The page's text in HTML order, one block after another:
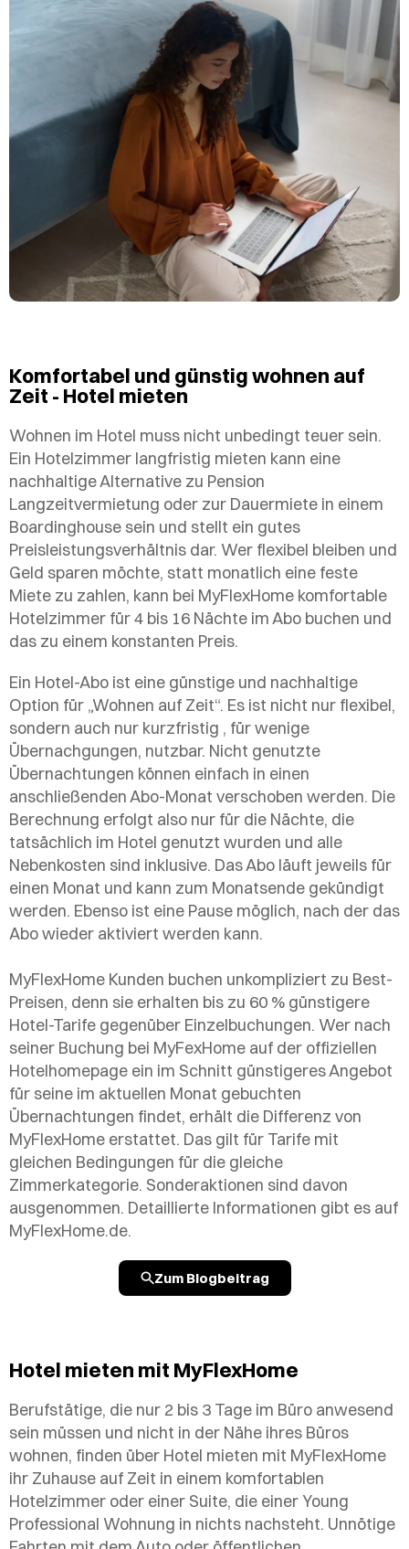
Komfortabel und günstig wohnen auf
Zeit - Hotel mieten
Wohnen im Hotel muss nicht unbedingt teuer sein.
Ein Hotelzimmer langfristig mieten kann eine
nachhaltige Alternative zu Pension
Langzeitvermietung oder zur Dauermiete in einem
Boardinghouse sein und stellt ein gutes
Preisleistungsverhältnis dar. Wer flexibel bleiben und
Geld sparen möchte, statt monatlich eine feste
Miete zu zahlen, kann bei MyFlexHome komfortable
Hotelzimmer für 4 bis 16 Nächte im Abo buchen und
das zu einem konstanten Preis.
Ein Hotel-Abo ist eine günstige und nachhaltige
Option für „Wohnen auf Zeit“. Es ist nicht nur flexibel,
sondern auch nur kurzfristig , für wenige
Übernachgungen, nutzbar. Nicht genutzte
Übernachtungen können einfach in einen
anschließenden Abo-Monat verschoben werden. Die
Berechnung erfolgt also nur für die Nächte, die
tatsächlich im Hotel genutzt wurden und alle
Nebenkosten sind inklusive. Das Abo läuft jeweils für
einen Monat und kann zum Monatsende gekündigt
werden. Ebenso ist eine Pause möglich, nach der das
Abo wieder aktiviert werden kann.
MyFlexHome Kunden buchen unkompliziert zu Best-
Preisen, denn sie erhalten bis zu 60 % günstigere
Hotel-Tarife gegenüber Einzelbuchungen. Wer nach
seiner Buchung bei MyFexHome auf der offiziellen
Hotelhomepage ein im Schnitt günstigeres Angebot
für seine im aktuellen Monat gebuchten
Übernachtungen findet, erhält die Differenz von
MyFlexHome erstattet. Das gilt für Tarife mit
gleichen Bedingungen für die gleiche
Zimmerkategorie. Sonderaktionen sind davon
ausgenommen. Detaillierte Informationen gibt es auf
MyFlexHome.de.
Zum Blogbeitrag
Hotel mieten mit MyFlexHome
Berufstätige, die nur 2 bis 3 Tage im Büro anwesend
sein müssen und nicht in der Nähe ihres Büros
wohnen, finden über Hotel mieten mit MyFlexHome
ihr Zuhause auf Zeit in einem komfortablen
Hotelzimmer oder einer Suite, die einer Young
Professional Wohnung in nichts nachsteht. Unnötige